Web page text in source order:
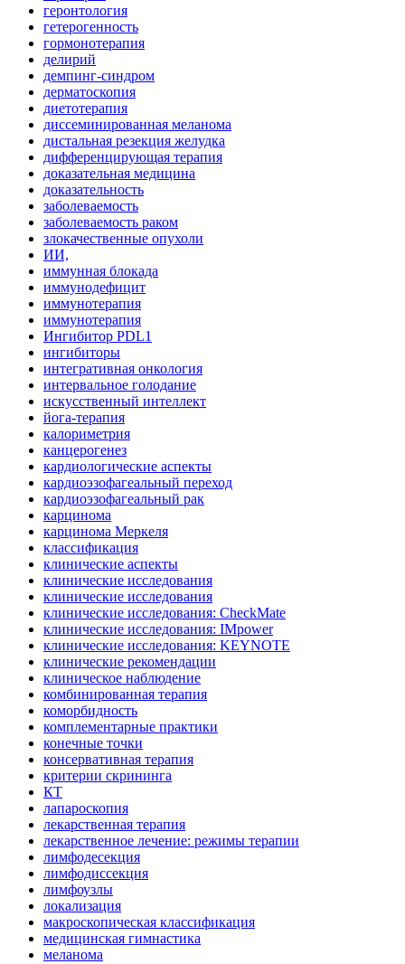
геронтология
гетерогенность
гормонотерапия
делирий
демпинг-синдром
дерматоскопия
диетотерапия
диссеминированная меланома
дистальная резекция желудка
дифференцирующая терапия
доказательная медицина
доказательность
заболеваемость
заболеваемость раком
злокачественные опухоли
ИИ,
иммунная блокада
иммунодефицит
иммунотерапия
иммунотерапия
Ингибитор PDL1
ингибиторы
интегративная онкология
интервальное голодание
искусственный интеллект
йога-терапия
калориметрия
канцерогенез
кардиологические аспекты
кардиоэзофагеальный переход
кардиоэзофагеальный рак
карцинома
карцинома Меркеля
классификация
клинические аспекты
клинические исследования
клинические исследования
клинические исследования: CheckMate
клинические исследования: IMpower
клинические исследования: KEYNOTE
клинические рекомендации
клиническое наблюдение
комбинированная терапия
коморбидность
комплементарные практики
конечные точки
консервативная терапия
критерии скрининга
КТ
лапароскопия
лекарственная терапия
лекарственное лечение: режимы терапии
лимфодесекция
лимфодиссекция
лимфоузлы
локализация
макроскопическая классификация
медицинская гимнастика
меланома